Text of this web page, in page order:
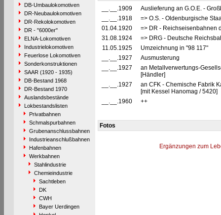
DB-Umbaulokomotiven
DR-Neubaulokomotiven
DR-Rekolokomotiven
DR - "6000er"
ELNA-Lokomotiven
Industrielokomotiven
Feuerlose Lokomotiven
Sonderkonstruktionen
SAAR (1920 - 1935)
DB-Bestand 1968
DR-Bestand 1970
Auslandsbestände
Lokbestandslisten
Privatbahnen
Schmalspurbahnen
Grubenanschlussbahnen
Industrieanschlußbahnen
Hafenbahnen
Werkbahnen
Stahlindustrie
Chemieindustrie
Sachtleben
DK
CWH
Bayer Uerdingen
__.__.1909
Auslieferung an G.O.E. -
__.__.1918
=> O.S. - Oldenburgische
01.04.1920
=> DR - Reichseisenbahnen
31.08.1924
=> DRG - Deutsche
11.05.1925
Umzeichnung in "98 117"
__.__.1927
Ausmusterung
__.__.1927
an Metallverwertungs-
[Händler]
__.__.1927
an CFK - Chemische Fabrik
[mit Kessel Hanomag / 5420]
__.__.1960
++
Fotos
Ergänzungen zum